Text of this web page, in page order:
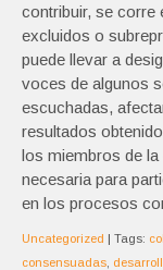
contribuir, se corre
excluidos o
puede llevar a
voces de algunos
escuchadas,
resultados
los miembros de
necesaria para
en los procesos
Uncategorized | Tags:
consensuadas